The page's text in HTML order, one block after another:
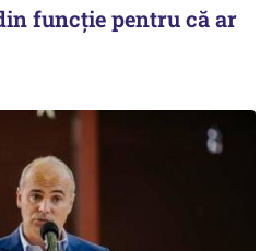
funcție pentru că ar